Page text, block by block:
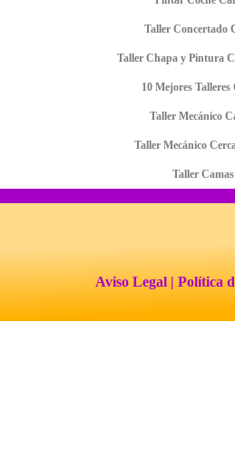
Taller Concertado
Taller Chapa y Pintura
10 Mejores Talleres
Taller Mecánico
Taller Mecánico
Taller Camas
Aviso Legal | Política